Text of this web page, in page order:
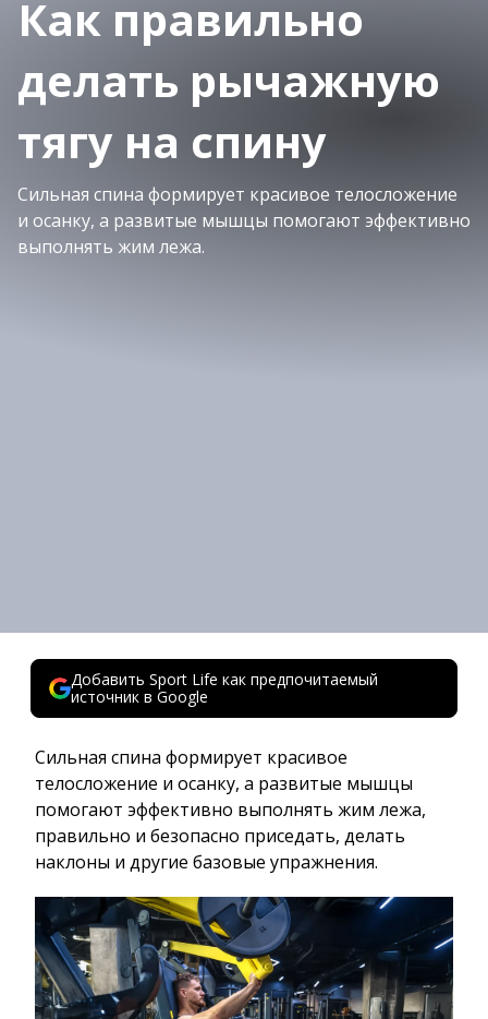
Как правильно
делать рычажную
тягу на спину
Сильная спина формирует красивое телосложение
и осанку, а развитые мышцы помогают эффективно
выполнять жим лежа.
Добавить Sport Life как предпочитаемый
источник в Google
Сильная спина формирует красивое
телосложение и осанку, а развитые мышцы
помогают эффективно выполнять жим лежа,
правильно и безопасно приседать, делать
наклоны и другие базовые упражнения.